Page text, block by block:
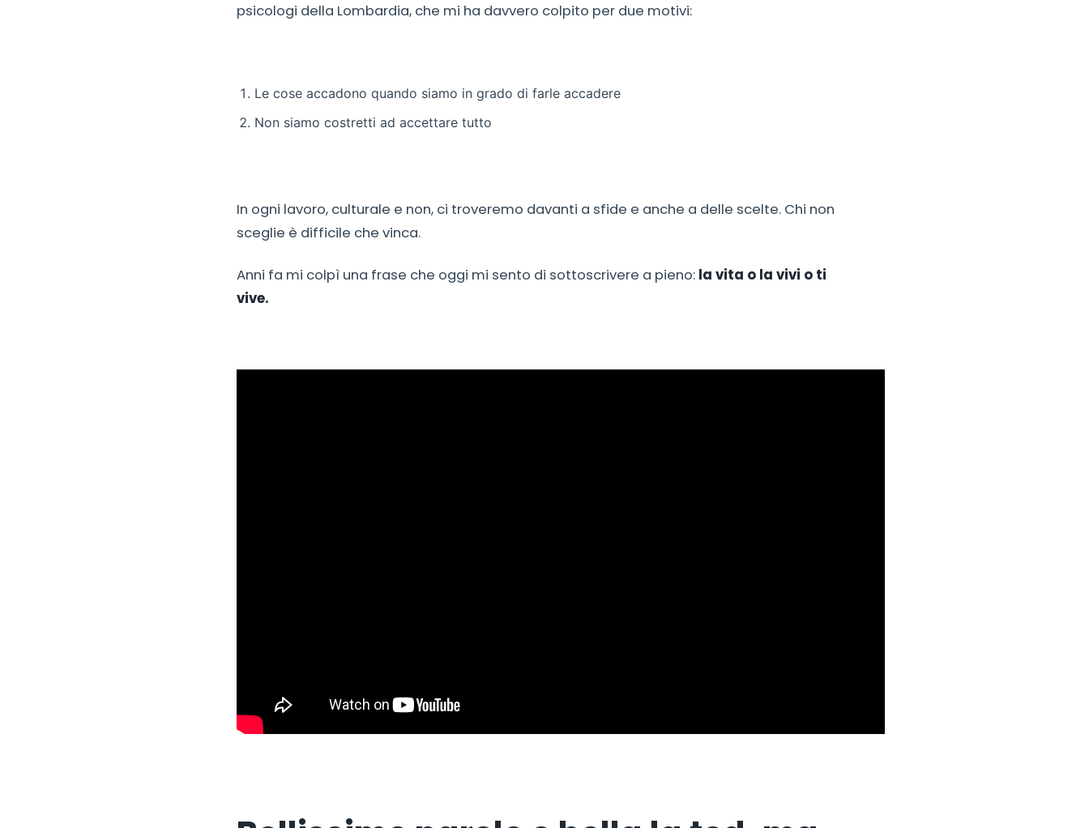
psicologi della Lombardia, che mi ha davvero colpito per due motivi:
Le cose accadono quando siamo in grado di farle accadere
Non siamo costretti ad accettare tutto
In ogni lavoro, culturale e non, ci troveremo davanti a sfide e anche a delle scelte. Chi non
sceglie è difficile che vinca.
Anni fa mi colpì una frase che oggi mi sento di sottoscrivere a pieno: la vita o la vivi o ti
vive.